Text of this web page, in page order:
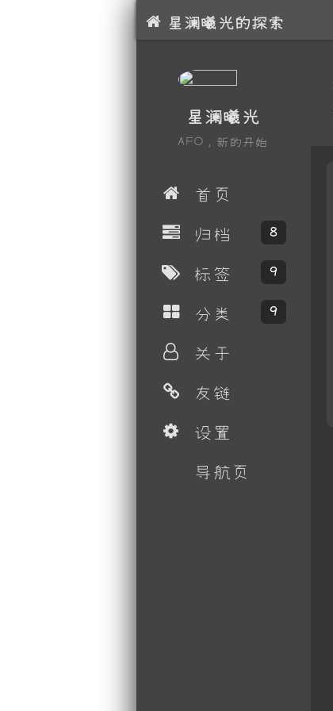
星澜曦光的探索
星澜曦光
AFO，新的开始
首页
归档
8
标签 9
分类 9
关于
友链
设置
导航页